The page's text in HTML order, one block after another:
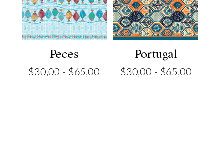
$65,00
Peces
$30,00 - $65,00 Rango
Portugal
$30,00 - $65,00Rango